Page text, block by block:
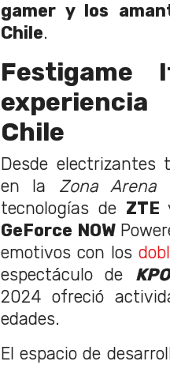
gamer y los
Chile.
experiencia
Chile
Desde electrizantes
en la Zona Arena
tecnologías de ZTE
GeForce NOW
emotivos con los
espectáculo de
2024 ofreció
edades.
El espacio de